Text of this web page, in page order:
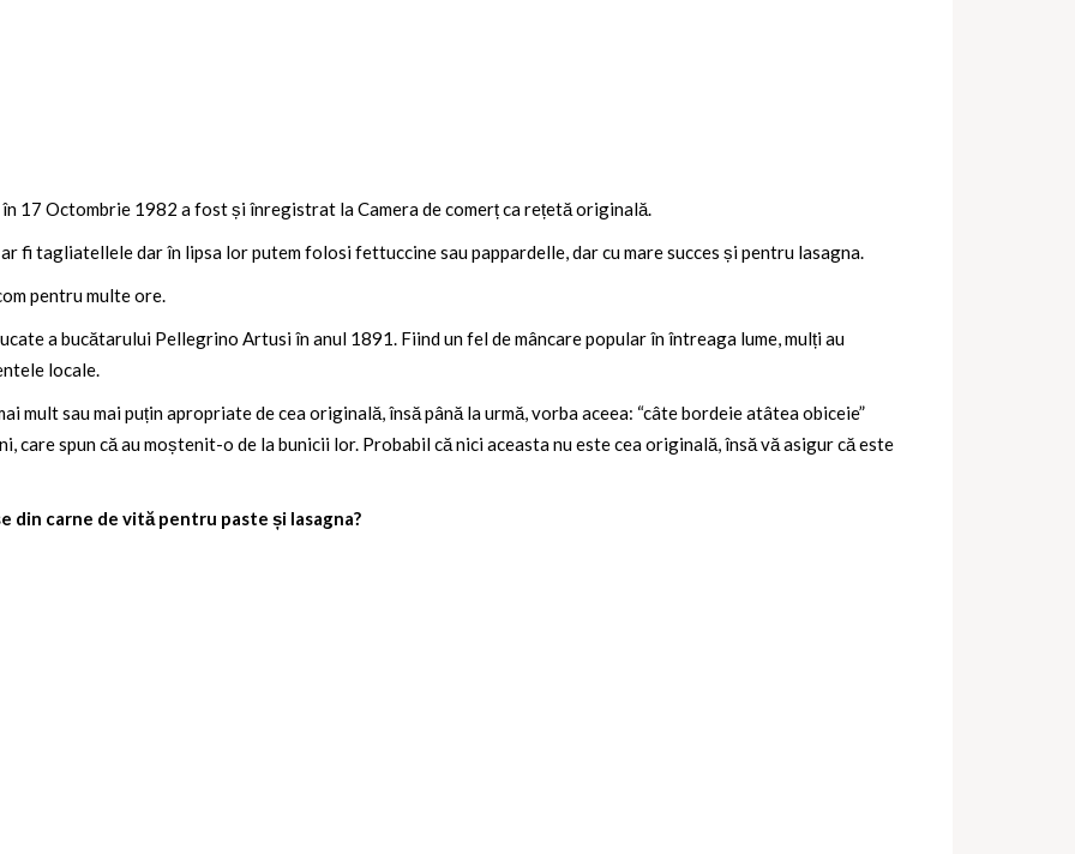
17 Octombrie 1982 a fost și înregistrat la Camera de comerț ca rețetă originală.
fi tagliatellele dar în lipsa lor putem folosi fettuccine sau pappardelle, dar cu mare succes și pentru lasagna.
pentru multe ore.
a bucătarului Pellegrino Artusi în anul 1891. Fiind un fel de mâncare popular în întreaga lume, mulți au
locale.
mult sau mai puțin apropriate de cea originală, însă până la urmă, vorba aceea: “câte bordeie atâtea obiceie”
spun că au moștenit-o de la bunicii lor. Probabil că nici aceasta nu este cea originală, însă vă asigur că este
din carne de vită pentru paste și lasagna?